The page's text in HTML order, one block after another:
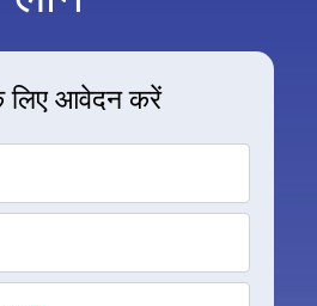
लिए आवेदन करें